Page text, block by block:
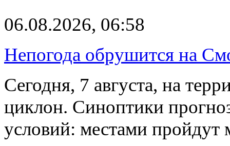
06.08.2026, 06:58
Непогода обрушится на
Сегодня, 7 августа, на
циклон. Синоптики
условий: местами